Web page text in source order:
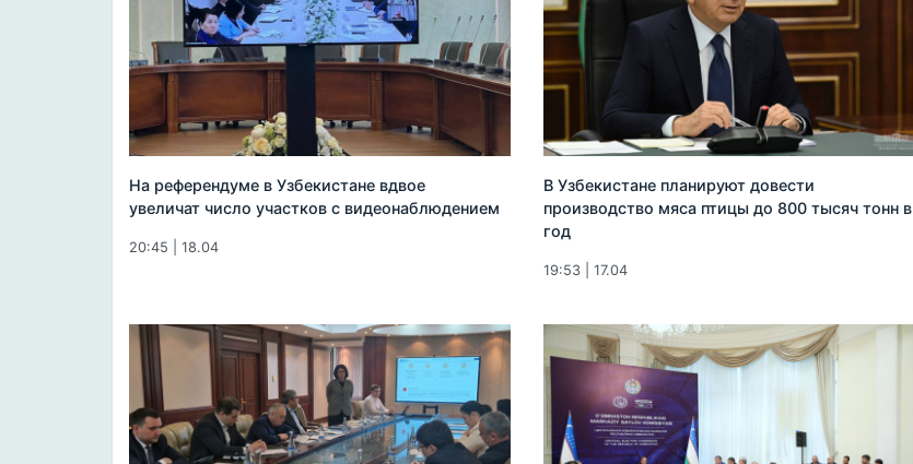
На референдуме в Узбекистане вдвое
увеличат число участков с видеонаблюдением
20:45 | 18.04
В Узбекистане планируют довести
производство мяса птицы до 800 тысяч тонн в
год
19:53 | 17.04